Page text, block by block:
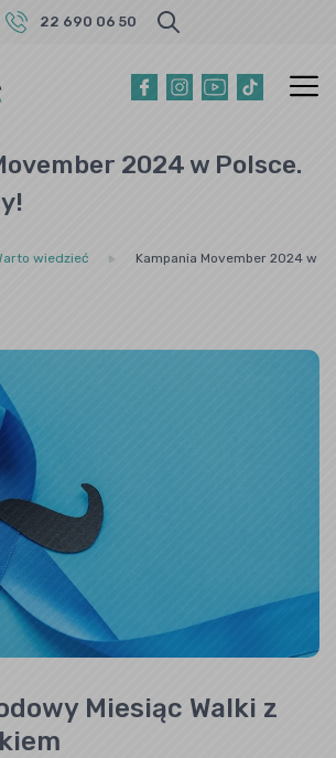
22 690 06 50
2024 w Polsce.
wiedzieć
Kampania Movember 2024 w
Miesiąc Walki z